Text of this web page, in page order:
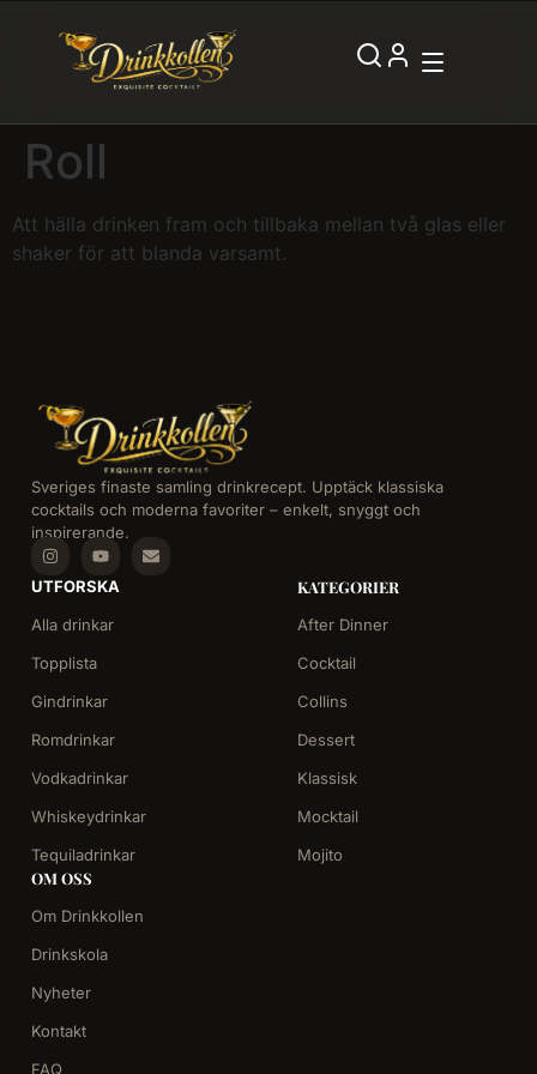
Roll
Att hälla drinken fram och tillbaka mellan två glas eller
shaker för att blanda varsamt.
Sveriges finaste samling drinkrecept. Upptäck klassiska
cocktails och moderna favoriter – enkelt, snyggt och
inspirerande.
UTFORSKA
Alla drinkar
Topplista
Gindrinkar
Romdrinkar
Vodkadrinkar
Whiskeydrinkar
Tequiladrinkar
KATEGORIER
After Dinner
Cocktail
Collins
Dessert
Klassisk
Mocktail
Mojito
OM OSS
Om Drinkkollen
Drinkskola
Nyheter
Kontakt
FAQ